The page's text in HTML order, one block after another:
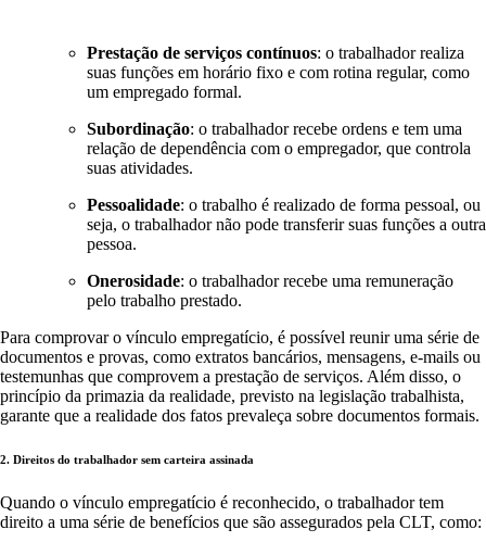
Prestação de serviços contínuos: o trabalhador realiza
suas funções em horário fixo e com rotina regular, como
um empregado formal.
Subordinação: o trabalhador recebe ordens e tem uma
relação de dependência com o empregador, que controla
suas atividades.
Pessoalidade: o trabalho é realizado de forma pessoal, ou
seja, o trabalhador não pode transferir suas funções a outra
pessoa.
Onerosidade: o trabalhador recebe uma remuneração
pelo trabalho prestado.
Para comprovar o vínculo empregatício, é possível reunir uma série de
documentos e provas, como extratos bancários, mensagens, e-mails ou
testemunhas que comprovem a prestação de serviços. Além disso, o
princípio da primazia da realidade, previsto na legislação trabalhista,
garante que a realidade dos fatos prevaleça sobre documentos formais.
2. Direitos do trabalhador sem carteira assinada
Quando o vínculo empregatício é reconhecido, o trabalhador tem
direito a uma série de benefícios que são assegurados pela CLT, como: